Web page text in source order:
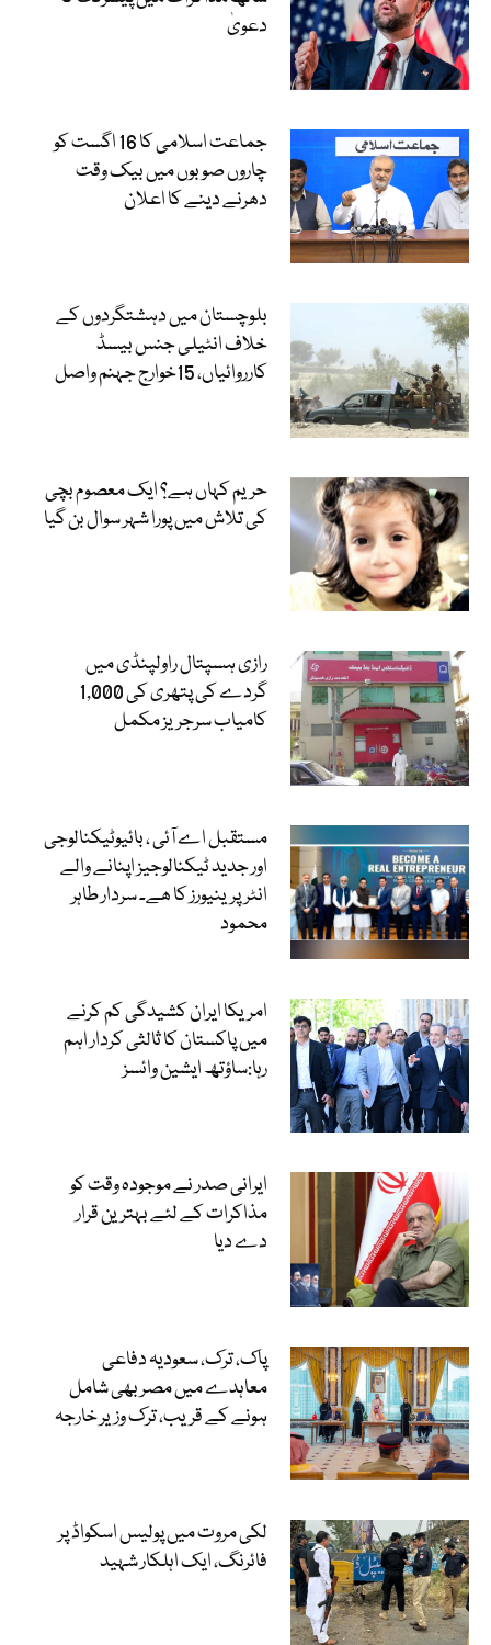
دعویٰ
جماعت اسلامی کا 16 اگست کو
چاروں صوبوں میں بیک وقت
دھرنے دینے کا اعلان
بلوچستان میں دہشتگردوں کے
خلاف انٹیلی جنس بیسڈ
کارروائیاں، 15خوارج جہنم واصل
حریم کہاں ہے؟ ایک معصوم بچی
کی تلاش میں پورا شہر سوال بن گیا
رازی ہسپتال راولپنڈی میں
گردے کی پتھری کی 1,000
کامیاب سرجریز مکمل
مستقبل اے آئی ، بائیوٹیکنالوجی
اور جدید ٹیکنالوجیز اپنانے والے
انٹرپرینیورز کا ھے۔ سردار طاہر
محمود
امریکا ایران کشیدگی کم کرنے
میں پاکستان کا ثالثی کردار اہم
رہا:ساؤتھ ایشین وائسز
ایرانی صدر نے موجودہ وقت کو
مذاکرات کے لئے بہترین قرار
دے دیا
پاک، ترک، سعودیہ دفاعی
معاہدے میں مصر بھی شامل
ہونے کے قریب، ترک وزیر خارجہ
لکی مروت میں پولیس اسکواڈ پر
فائرنگ، ایک اہلکار شہید